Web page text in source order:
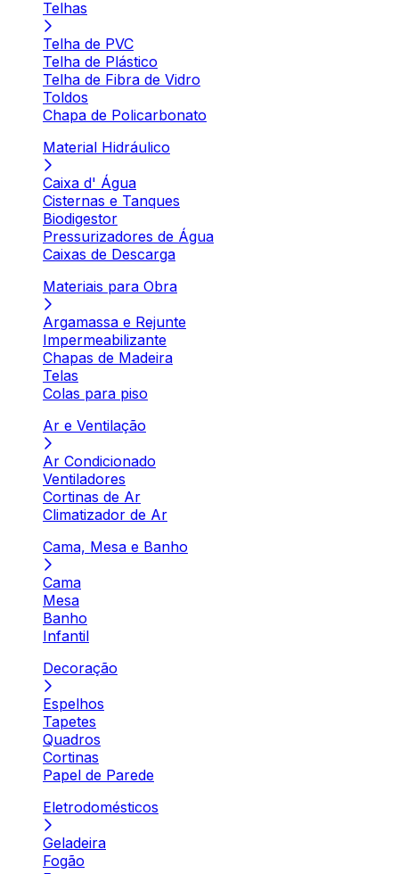
Telhas
Telha de PVC
Telha de Plástico
Telha de Fibra de Vidro
Toldos
Chapa de Policarbonato
Material Hidráulico
Caixa d' Água
Cisternas e Tanques
Biodigestor
Pressurizadores de Água
Caixas de Descarga
Materiais para Obra
Argamassa e Rejunte
Impermeabilizante
Chapas de Madeira
Telas
Colas para piso
Ar e Ventilação
Ar Condicionado
Ventiladores
Cortinas de Ar
Climatizador de Ar
Cama, Mesa e Banho
Cama
Mesa
Banho
Infantil
Decoração
Espelhos
Tapetes
Quadros
Cortinas
Papel de Parede
Eletrodomésticos
Geladeira
Fogão